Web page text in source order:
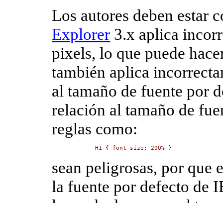
Los autores deben estar
Explorer 3.x aplica
pixels, lo que puede
también aplica
al tamaño de fuente por
relación al tamaño de
reglas como:
H1 { font-size: 200% }
sean peligrosas, por que
la fuente por defecto de